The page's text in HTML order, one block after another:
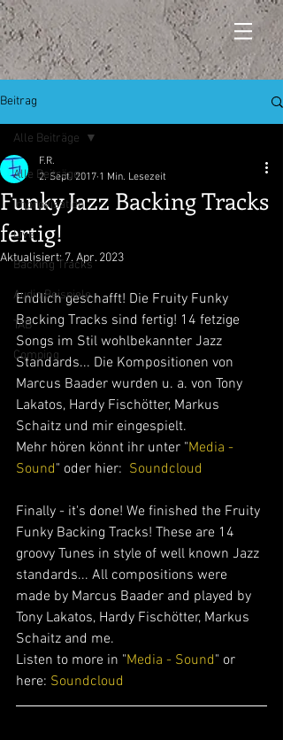
Beitrag
Alle Beiträge
Improvisation
Live
Backing Tracks
Audio Beispiele
TAB
Comping
Alle Beiträge
Funky Jazz Backing Tracks
fertig!
F.R.
2. Sept. 2017 1 Min. Lesezeit
Aktualisiert:7. Apr. 2023
Endlich geschafft! Die Fruity Funky
Backing Tracks sind fertig! 14 fetzige
Songs im Stil wohlbekannter Jazz
Standards... Die Kompositionen von
Marcus Baader wurden u. a. von Tony
Lakatos, Hardy Fischötter, Markus
Schaitz und mir eingespielt.
Mehr hören könnt ihr unter "Media -
Sound" oder hier: Soundcloud
Finally - it's done! We finished the Fruity
Funky Backing Tracks! These are 14
groovy Tunes in style of well known Jazz
standards... All compositions were
made by Marcus Baader and played by
Tony Lakatos, Hardy Fischötter, Markus
Schaitz and me.
Listen to more in "Media - Sound" or
here: Soundcloud